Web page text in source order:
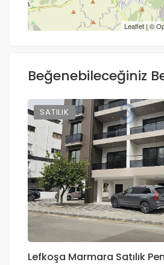
Leaflet | ©
Yol tarifi al
Beğenebileceğiniz
SATILIK
Lefkoşa Marmara Satılık